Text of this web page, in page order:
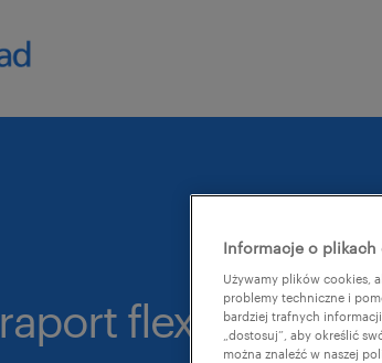
raport
Informacje o plikach
Używamy plików cookies,
problemy techniczne i
bardziej trafnych
„dostosuj”, aby określić
można znaleźć w naszej